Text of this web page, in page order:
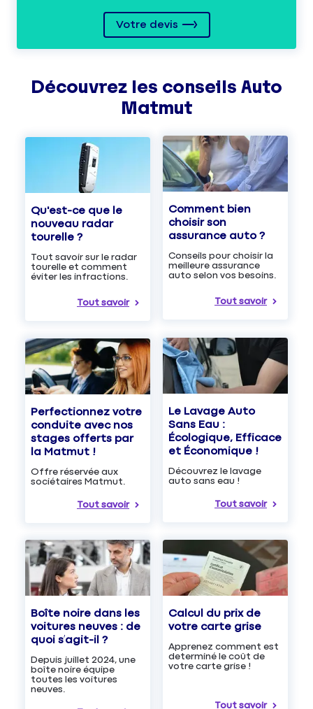
Votre devis
Découvrez les conseils Auto
Matmut
Qu'est-ce que le
nouveau radar
tourelle ?
Tout savoir sur le radar
tourelle et comment
éviter les infractions.
Tout savoir
Comment bien
choisir son
assurance auto ?
Conseils pour choisir la
meilleure assurance
auto selon vos besoins.
Tout savoir
Perfectionnez votre
conduite avec nos
stages offerts par
la Matmut !
Offre réservée aux
sociétaires Matmut.
Tout savoir
Le Lavage Auto
Sans Eau :
Écologique, Efficace
et Économique !
Découvrez le lavage
auto sans eau !
Tout savoir
Boîte noire dans les
voitures neuves : de
quoi s’agit-il ?
Depuis juillet 2024, une
boîte noire équipe
toutes les voitures
neuves.
Calcul du prix de
votre carte grise
Apprenez comment est
determiné le coût de
votre carte grise !
Tout savoir